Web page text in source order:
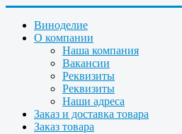
Виноделие
О компании
Наша компания
Вакансии
Реквизиты
Реквизиты
Наши адреса
Заказ и доставка товара
Заказ товара